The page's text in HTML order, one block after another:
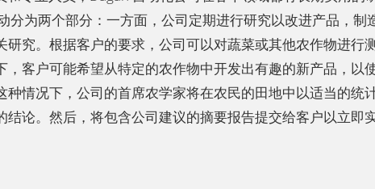
分为两个部分：一方面，公司定期进行研究以改进产品，制
究。根据客户的要求，公司可以对蔬菜或其他农作物进行
客户可能希望从特定的农作物中开发出有趣的新产品，以
情况下，公司的首席农学家将在农民的田地中以适当的统
论。然后，将包含公司建议的摘要报告提交给客户以立即